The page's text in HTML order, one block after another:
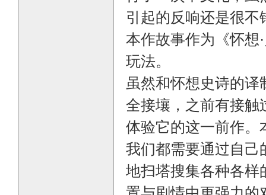
引起的反响还是很不
本作故事作为《怀想
玩法。
虽然和怀想史诗的
全接壤，之前有接触
体验它的这一前作。
我们都需要通过自己
地扫塔搜集各种各样